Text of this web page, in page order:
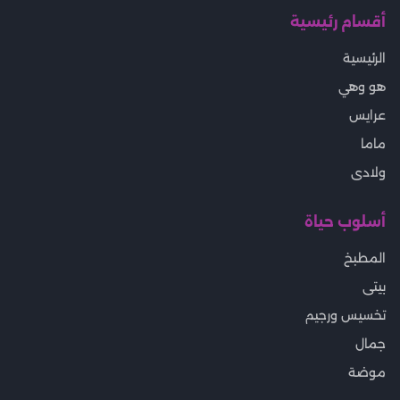
أقسام رئيسية
الرئيسية
هو وهي
عرايس
ماما
ولادى
أسلوب حياة
المطبخ
بيتى
تخسيس ورجيم
جمال
موضة